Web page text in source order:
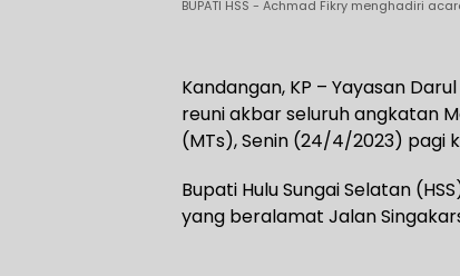
BUPATI HSS - Achmad Fikry menghadiri
Kandangan, KP – Yayasan
reuni akbar seluruh angkatan
(MTs), Senin (24/4/2023) pagi
Bupati Hulu Sungai Selatan
yang beralamat Jalan